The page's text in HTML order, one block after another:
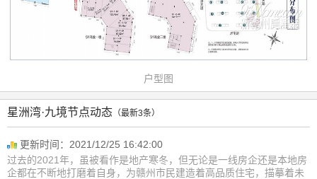
户型图
星洲湾·九境节点动态 （最新3条）
更新时间：2021/12/25 16:42:00
过去的2021年，虽被看作是地产寒冬，但无论是一线房企还是本地房
企都在不断地打磨着自身，为赣州市民建造着高品质住宅，描摹着未